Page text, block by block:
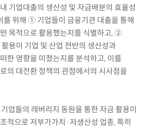
기업대출의 생산성 및 자금배분의 효율성
를 위해 ① 기업들이 금융기관 대출을 통해
목적으로 활용했는지를 식별하고, ②
용이 기업 및 산업 전반의 생산성과
한 영향을 미쳤는지를 분석하고, 이를
의 대전환 정책의 관점에서의 시사점을
업들의 레버리지 동원을 통한 자금 활용이
적으로 저부가가치·저생산성 업종, 특히